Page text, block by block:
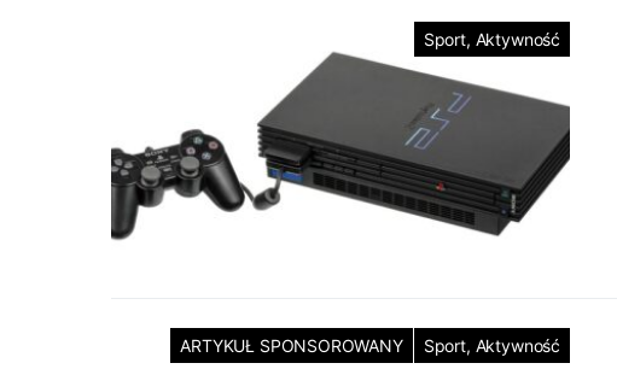
Sport, Aktywność
ARTYKUŁ SPONSOROWANY Sport, Aktywność